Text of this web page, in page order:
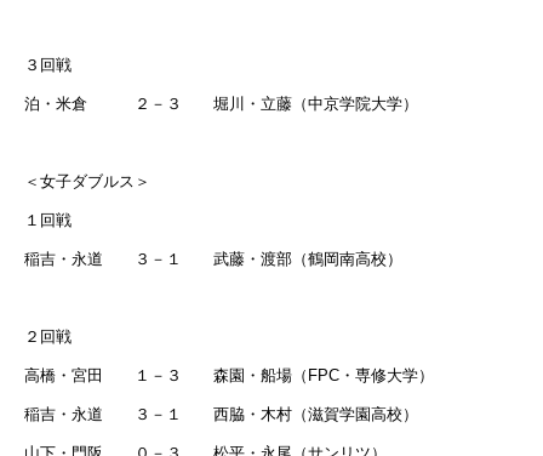
３回戦
泊・米倉 ２－３ 堀川・立藤（中京学院大学）
＜女子ダブルス＞
１回戦
稲吉・永道 ３－１ 武藤・渡部（鶴岡南高校）
２回戦
高橋・宮田 １－３ 森園・船場（ FPC ・専修大学）
稲吉・永道 ３－１ 西脇・木村（滋賀学園高校）